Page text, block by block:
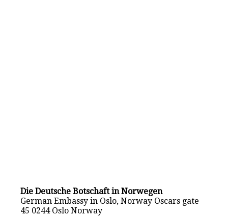
Die Deutsche Botschaft in Norwegen
German Embassy in Oslo, Norway Oscars gate
45 0244 Oslo Norway